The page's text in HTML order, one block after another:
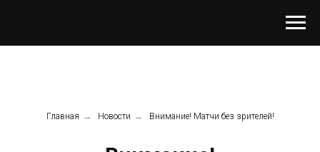
Главная → Новости → Внимание! Матчи без зрителей!